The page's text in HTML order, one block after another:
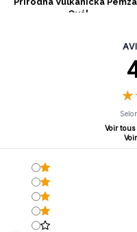
Ovál
★
★
Voir tous